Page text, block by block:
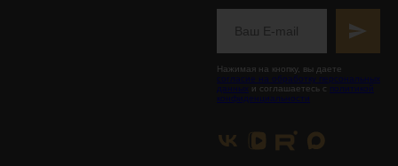
Нажимая на кнопку, вы даете
согласие на обработку персональных
данных и соглашаетесь с политикой
конфиденциальности